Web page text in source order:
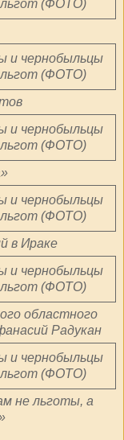
в Ираке
областного
Радукан
не льготы, а